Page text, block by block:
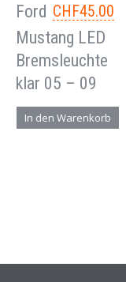
CHF45.00
Ford
Mustang LED
Bremsleuchte
klar 05 – 09
In den Warenkorb